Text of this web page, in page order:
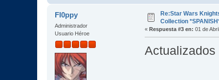
Fl0ppy
Administrador
Usuario Héroe
Re:Star Wars
Collection
« Respuesta #3 en: 01 de